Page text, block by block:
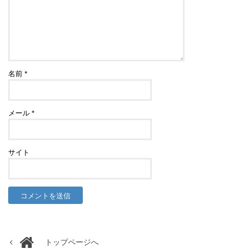
名前*
メール*
サイト
トップページへ